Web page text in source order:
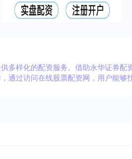
多样化的配资服务。借助永华证券
过访问在线股票配资网，用户能够